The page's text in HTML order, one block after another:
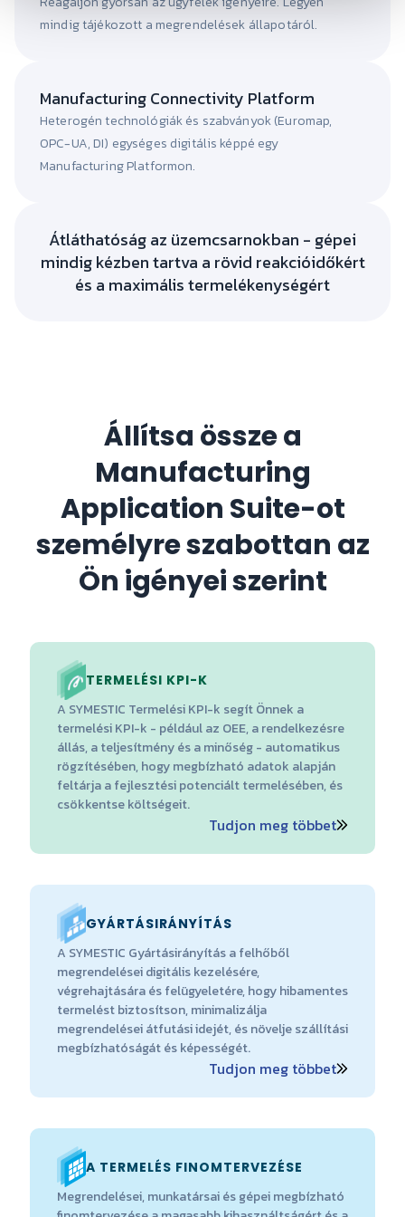
mindig tájékozott a megrendelések állapotáról.
Manufacturing Connectivity Platform
Heterogén technológiák és szabványok (Euromap,
OPC-UA, DI) egységes digitális képpé egy
Manufacturing Platformon.
Átláthatóság az üzemcsarnokban - gépei
mindig kézben tartva a rövid reakcióidőkért
és a maximális termelékenységért
Állítsa össze a
Manufacturing
Application Suite-ot
személyre szabottan az
Ön igényei szerint
TERMELÉSI KPI-K
A SYMESTIC Termelési KPI-k segít Önnek a
termelési KPI-k - például az OEE, a rendelkezésre
állás, a teljesítmény és a minőség - automatikus
rögzítésében, hogy megbízható adatok alapján
feltárja a fejlesztési potenciált termelésében, és
csökkentse költségeit.
Tudjon meg többet
GYÁRTÁSIRÁNYÍTÁS
A SYMESTIC Gyártásirányítás a felhőből
megrendelései digitális kezelésére,
végrehajtására és felügyeletére, hogy hibamentes
termelést biztosítson, minimalizálja
megrendelései átfutási idejét, és növelje szállítási
megbízhatóságát és képességét.
Tudjon meg többet
A TERMELÉS FINOMTERVEZÉSE
Megrendelései, munkatársai és gépei megbízható